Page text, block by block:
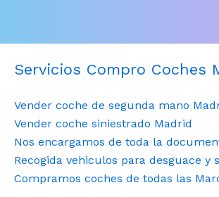
Servicios Compro Coches
Vender coche de segunda mano
Vender coche siniestrado Madrid
Nos encargamos de toda la
Recogida vehiculos para desguace y
Compramos coches de todas las